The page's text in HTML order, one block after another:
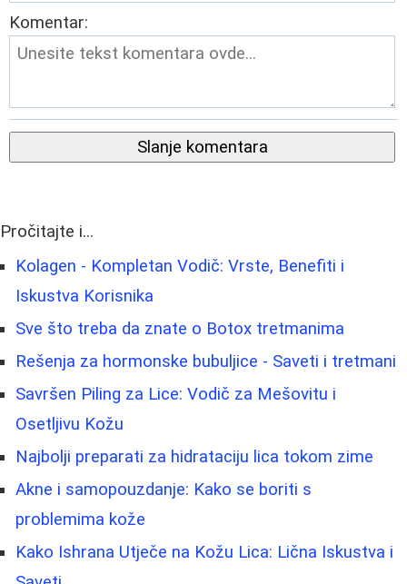
Komentar:
Slanje komentara
Pročitajte i...
Kolagen - Kompletan Vodič: Vrste, Benefiti i
Iskustva Korisnika
Sve što treba da znate o Botox tretmanima
Rešenja za hormonske bubuljice - Saveti i tretmani
Savršen Piling za Lice: Vodič za Mešovitu i
Osetljivu Kožu
Najbolji preparati za hidrataciju lica tokom zime
Akne i samopouzdanje: Kako se boriti s
problemima kože
Kako Ishrana Utječe na Kožu Lica: Lična Iskustva i